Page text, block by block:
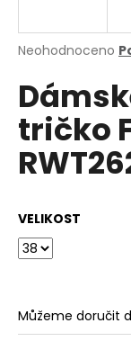
Průměrné
produktu
je
0,0
z
5
hvězdiček.
Neohodnoceno
tričko
VELIKOST
Můžeme doručit
j
t
?
o
p